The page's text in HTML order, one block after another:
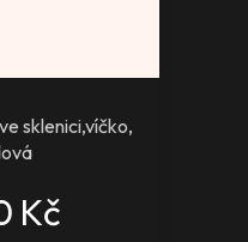
sklenici,víčko,
Kč